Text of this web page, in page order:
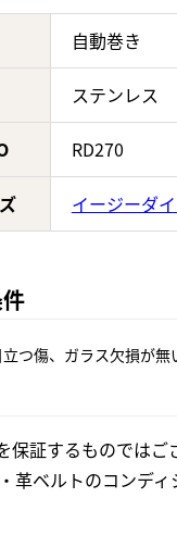
自動巻き
ステンレス
RD270
イージーダ
つ傷、ガラス欠損が無
証するものではご
ベルトのコンデ